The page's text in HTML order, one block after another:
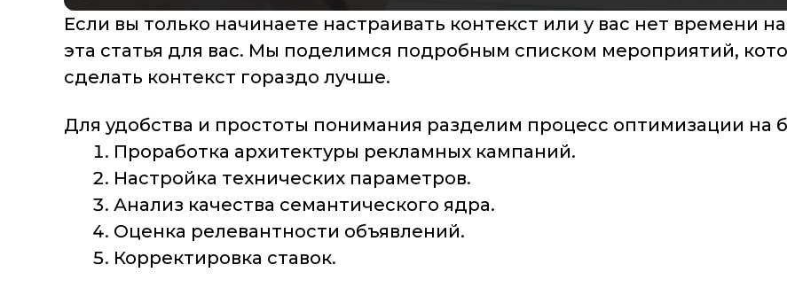
Если вы только начинаете настраивать контекст или у вас нет времени
эта статья для вас. Мы поделимся подробным списком мероприятий,
сделать контекст гораздо лучше.
Для удобства и простоты понимания разделим процесс оптимизации на
Проработка архитектуры рекламных кампаний.
Настройка технических параметров.
Анализ качества семантического ядра.
Оценка релевантности объявлений.
Корректировка ставок.